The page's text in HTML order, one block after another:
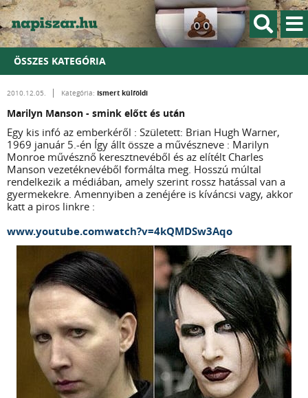
ÖSSZES KATEGÓRIA
2010.12.05. Kategória: Ismert külföldi
Marilyn Manson - smink előtt és után
Egy kis infó az emberkéről : Született: Brian Hugh Warner,
1969 január 5.-én Így állt össze a művészneve : Marilyn
Monroe művésznő keresztnevéből és az elítélt Charles
Manson vezetéknevéből formálta meg. Hosszú múltal
rendelkezik a médiában, amely szerint rossz hatással van a
gyermekekre. Amennyiben a zenéjére is kíváncsi vagy, akkor
katt a piros linkre :
www.youtube.comwatch?v=4kQMDSw3Aqo